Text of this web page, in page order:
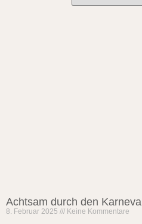
Achtsam durch den Karneval
8. Februar 2025 Keine Kommentare